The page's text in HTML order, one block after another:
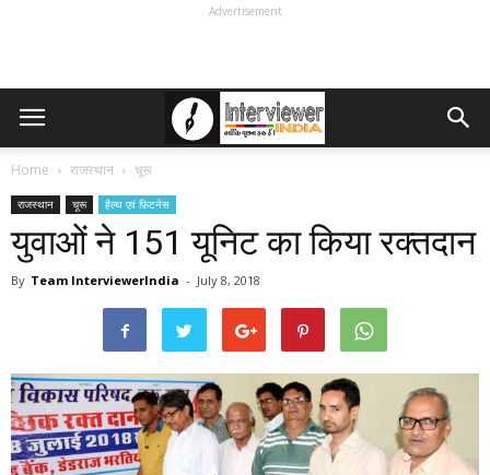
Advertisement
Home राजस्थान चूरू
राजस्थान चूरू हैल्थ एवं फ़िटनेस
युवाओं ने 151 यूनिट का किया रक्तदान
By Team InterviewerIndia - July 8, 2018